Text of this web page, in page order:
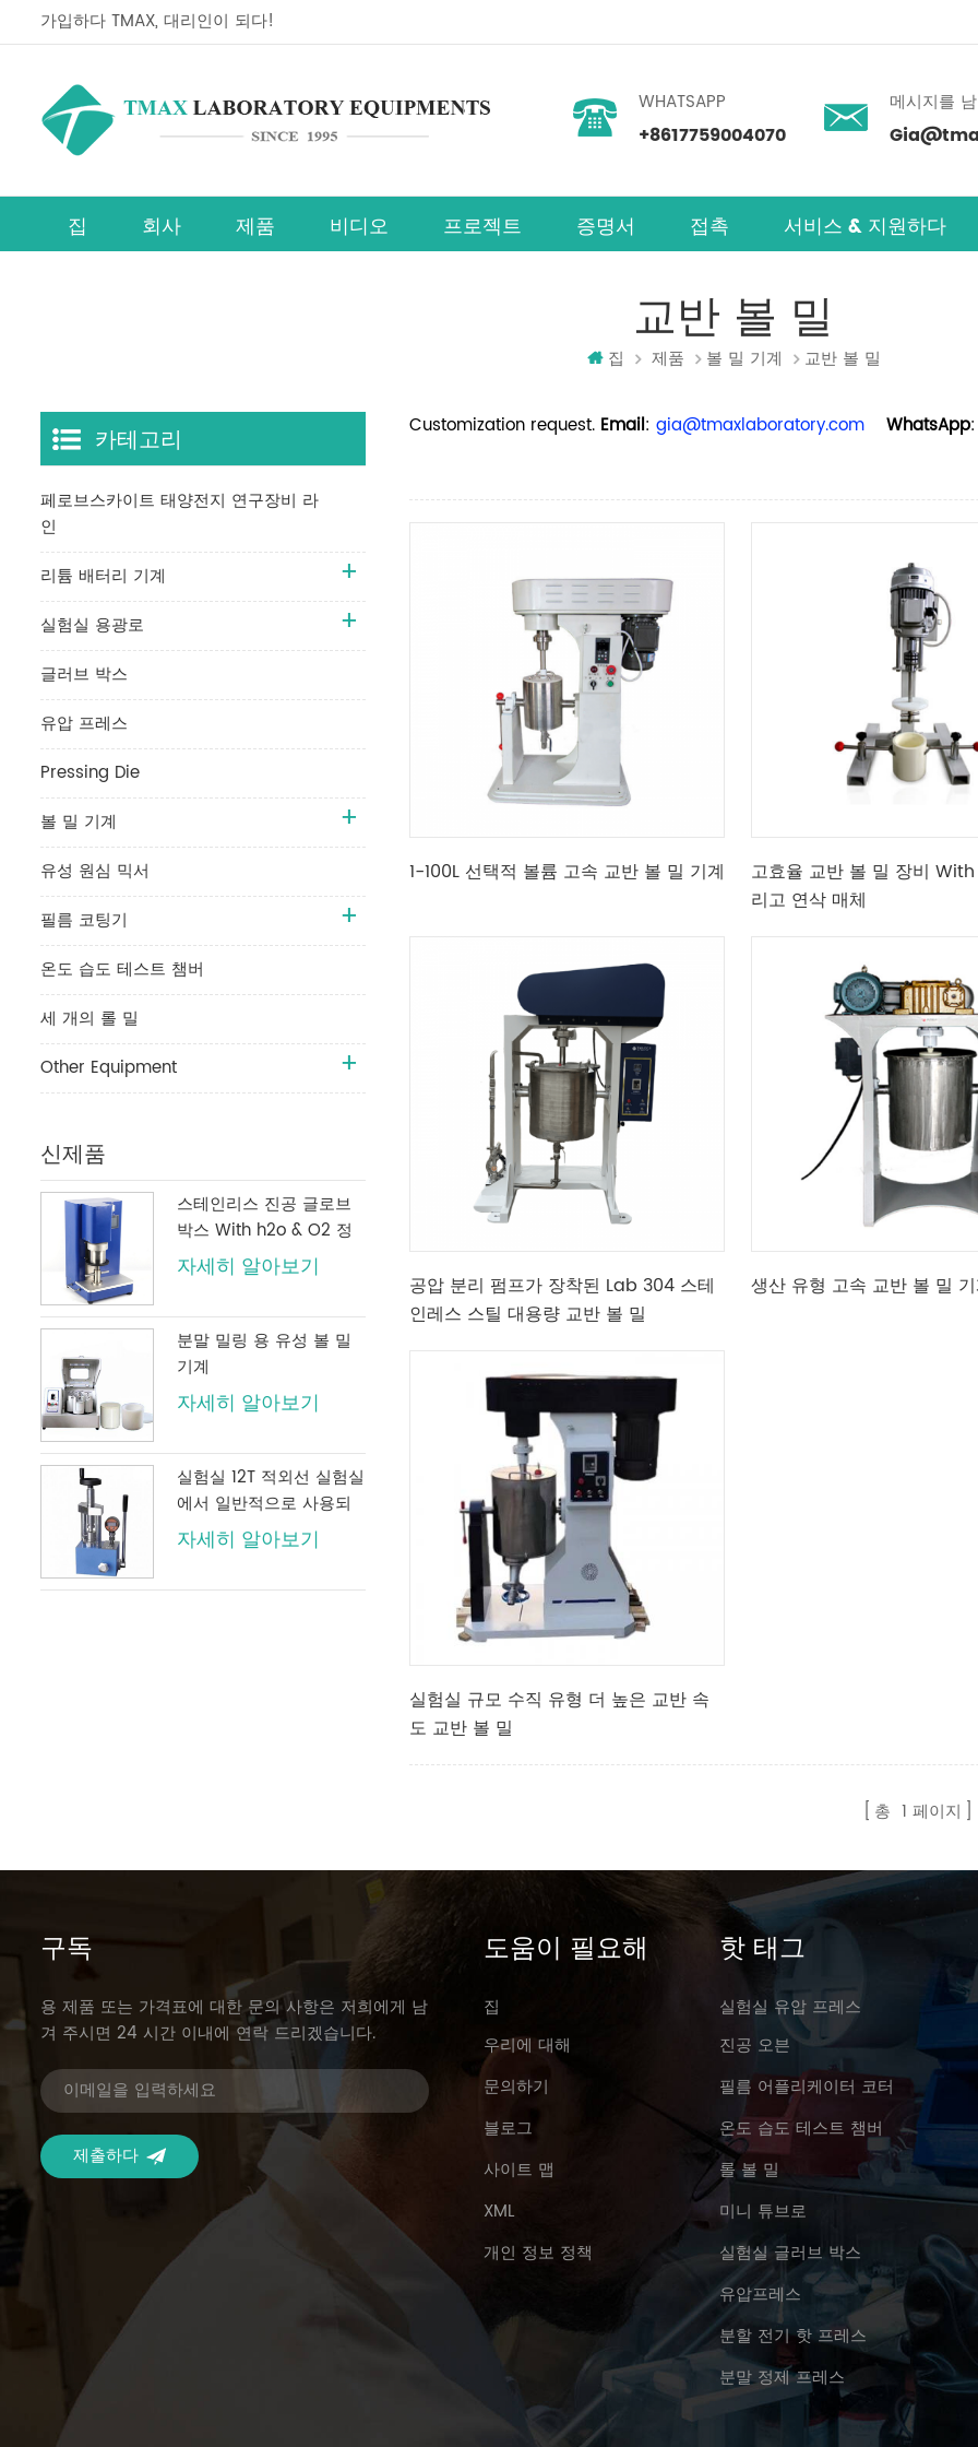
가입하다 TMAX, 대리인이 되다!
WHATSAPP
+8617759004070
메시지를
집 회사 제품 비디오 프로젝트 증명서 접촉 서비스 & 지원하다
교반 볼 밀
집 제품 볼 밀 기계 교반 볼 밀
Customization request. Email: gia@tmaxlaboratory.com WhatsApp:
1-100L 선택적 볼륨 고속 교반 볼 밀 기계
고효율 교반 볼 밀 장비
리고 연삭 매체
공압 분리 펌프가 장착된 Lab 304 스테
인레스 스틸 대용량 교반 볼 밀
생산 유형 고속 교반 볼 밀
실험실 규모 수직 유형 더 높은 교반 속
도 교반 볼 밀
총 1 페이지
카테고리
페로브스카이트 태양전지 연구장비 라
인
리튬 배터리 기계
실험실 용광로
글러브 박스
유압 프레스
Pressing Die
볼 밀 기계
유성 원심 믹서
필름 코팅기
온도 습도 테스트 챔버
세 개의 롤 밀
Other Equipment
신제품
스테인리스 진공 글로브
박스 With h2o & O2 정
화 시스템
자세히 알아보기
분말 밀링 용 유성 볼 밀
기계
자세히 알아보기
실험실 12T 적외선 실험실
에서 일반적으로 사용되
는 디지털 압력 게이지가
있는 수동 유압 프레스
자세히 알아보기
구독
용 제품 또는 가격표에 대한 문의 사항은 저희에게 남
겨 주시면 24 시간 이내에 연락 드리겠습니다.
도움이 필요해
집
우리에 대해
문의하기
블로그
사이트 맵
XML
개인 정보 정책
핫 태그
실험실 유압 프레스
진공 오븐
필름 어플리케이터 코터
온도 습도 테스트 챔버
롤 볼 밀
미니 튜브로
실험실 글러브 박스
유압프레스
분할 전기 핫 프레스
분말 정제 프레스